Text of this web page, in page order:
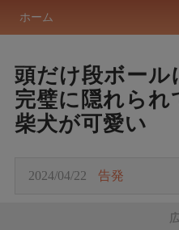
ホーム
頭だけ段ボール
完璧に隠れられ
柴犬が可愛い
2024/04/22 告発